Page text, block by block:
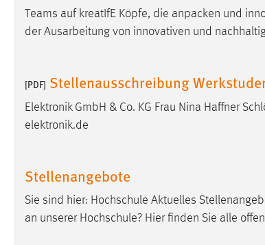
Teams auf kreatIfE Köpfe, die anpacken und
der Ausarbeitung von innovativen und
[PDF] Stellenausschreibung
Elektronik GmbH & Co. KG Frau Nina Haffner
elektronik.de
Stellenangebote
Sie sind hier: Hochschule Aktuelles
an unserer Hochschule? Hier finden Sie alle